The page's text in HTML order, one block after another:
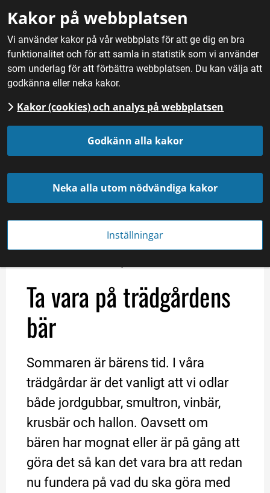
Kakor på webbplatsen
Vi använder kakor på vår webbplats för att ge dig en bra
funktionalitet och för att samla in statistik som vi använder
som underlag för att förbättra webbplatsen. Du kan välja att
godkänna eller neka kakor.
Kakor (cookies) och analys på webbplatsen
Godkänn alla kakor
Neka alla utom nödvändiga kakor
Inställningar
Hem / Nyheter
Nu börjar bären mogna i våra trädgårdar. Foto: Serghei
Ta vara på trädgårdens
bär
Sommaren är bärens tid. I våra
trädgårdar är det vanligt att vi odlar
både jordgubbar, smultron, vinbär,
krusbär och hallon. Oavsett om
bären har mognat eller är på gång att
göra det så kan det vara bra att redan
nu fundera på vad du ska göra med